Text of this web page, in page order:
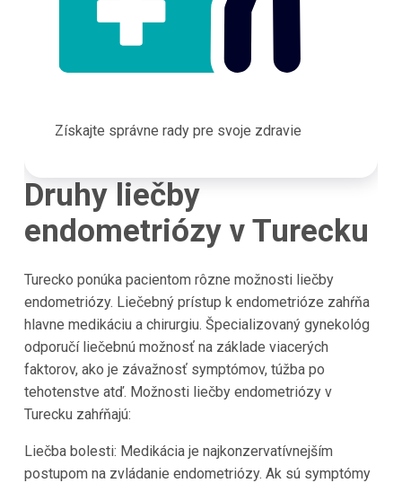
Získajte správne rady pre svoje zdravie
Druhy liečby
endometriózy v Turecku
Turecko ponúka pacientom rôzne možnosti liečby
endometriózy. Liečebný prístup k endometrióze zahŕňa
hlavne medikáciu a chirurgiu. Špecializovaný gynekológ
odporučí liečebnú možnosť na základe viacerých
faktorov, ako je závažnosť symptómov, túžba po
tehotenstve atď. Možnosti liečby endometriózy v
Turecku zahŕňajú:
Liečba bolesti: Medikácia je najkonzervatívnejším
postupom na zvládanie endometriózy. Ak sú symptómy